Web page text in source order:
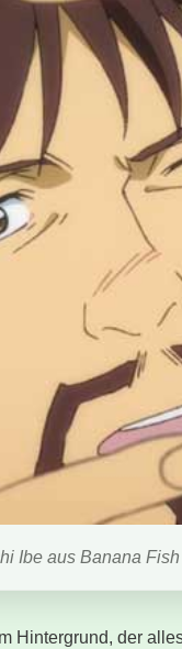
Ibe aus Banana Fish
Hintergrund, der